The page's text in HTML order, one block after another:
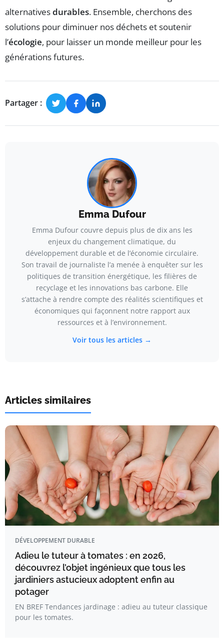
alternativesdurables. Ensemble, cherchons des
solutions pour diminuer nos déchets et soutenir
l’écologie, pour laisser un monde meilleur pour les
générations futures.
Partager :
Emma Dufour
Emma Dufour couvre depuis plus de dix ans les
enjeux du changement climatique, du
développement durable et de l’économie circulaire.
Son travail de journaliste l’a menée à enquêter sur les
politiques de transition énergétique, les filières de
recyclage et les innovations bas carbone. Elle
s’attache à rendre compte des réalités scientifiques et
économiques qui façonnent notre rapport aux
ressources et à l’environnement.
Voir tous les articles →
Articles similaires
DÉVELOPPEMENT DURABLE
Adieu le tuteur à tomates : en 2026,
découvrez l’objet ingénieux que tous les
jardiniers astucieux adoptent enfin au
potager
EN BREF Tendances jardinage : adieu au tuteur classique
pour les tomates.